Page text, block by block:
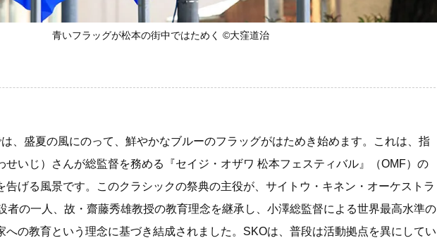
青いフラッグが松本の街中ではためく ©大窪道治
、盛夏の風にのって、鮮やかなブルーのフラッグがはためき始めます。これは、指
せいじ）さんが総監督を務める『セイジ・オザワ 松本フェスティバル』（OMF）の
告げる風景です。このクラシックの祭典の主役が、サイトウ・キネン・オーケストラ
者の一人、故・齋藤秀雄教授の教育理念を継承し、小澤総監督による世界最高水準の
への教育という理念に基づき結成されました。SKOは、普段は活動拠点を異にしてい